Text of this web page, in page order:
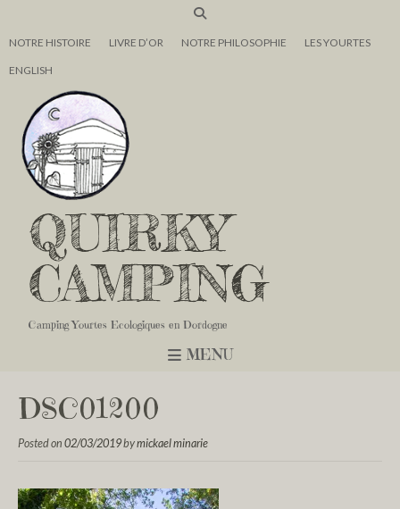
NOTRE HISTOIRE LIVRE D’OR NOTRE PHILOSOPHIE LES YOURTES
ENGLISH
QUIRKY
CAMPING
Camping Yourtes Ecologiques en Dordogne
MENU
DSC01200
Posted on 02/03/2019bymickael minarie